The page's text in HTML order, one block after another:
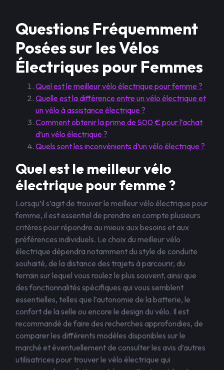
Questions Fréquemment
Posées sur les Vélos
Électriques pour Femmes
Quel est le meilleur vélo électrique pour femme ?
Quelle est la différence entre un vélo électrique et
un vélo à assistance électrique ?
Comment obtenir la prime de 500 € pour l’achat
d’un vélo électrique ?
Quels sont les inconvénients d’un vélo électrique ?
Quel est le meilleur vélo
électrique pour femme ?
Lorsqu’il s’agit de trouver le meilleur vélo électrique pour
femme, il est essentiel de prendre en compte plusieurs
critères pour répondre au mieux aux besoins et aux
préférences individuels. Le choix du meilleur vélo
électrique dépendra notamment du style de conduite
souhaité, de la distance des trajets à parcourir, du
terrain sur lequel vous roulez le plus souvent, ainsi que
des fonctionnalités spécifiques qui vous semblent
essentielles, telles que l’autonomie de la batterie, le
confort de la selle ou encore le design du vélo. Il est
recommandé de faire des recherches approfondies, de
comparer les différents modèles disponibles sur le
marché et éventuellement de consulter les avis d’autres
utilisatrices pour trouver le vélo électrique qui